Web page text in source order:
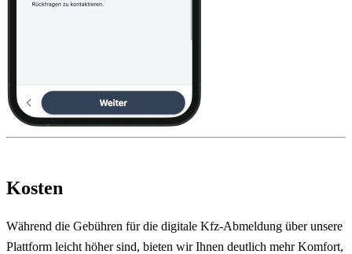
Kosten
Während die Gebühren für die digitale Kfz-Abmeldung über unsere
Plattform leicht höher sind, bieten wir Ihnen deutlich mehr Komfort,